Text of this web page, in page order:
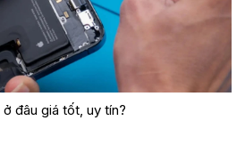
đâu giá tốt, uy tín?